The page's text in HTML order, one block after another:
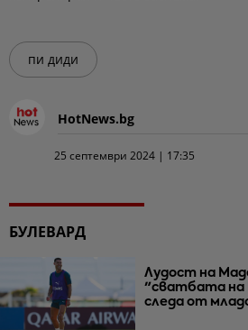
пи диди
HotNews.bg
25 септември 2024 | 17:35
БУЛЕВАРД
Лудост на
"сватбата на
следа от